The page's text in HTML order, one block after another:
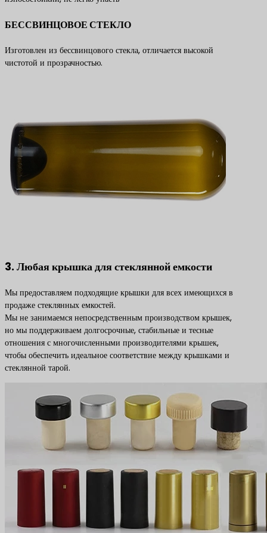
БЕССВИНЦОВОЕ СТЕКЛО
Изготовлен из бессвинцового стекла, отличается высокой
чистотой и прозрачностью.
3. Любая крышка для стеклянной емкости
Мы предоставляем подходящие крышки для всех имеющихся в
продаже стеклянных емкостей.
Мы не занимаемся непосредственным производством крышек,
но мы поддерживаем долгосрочные, стабильные и тесные
отношения с многочисленными производителями крышек,
чтобы обеспечить идеальное соответствие между крышками и
стеклянной тарой.